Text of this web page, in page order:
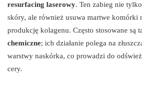
resurfacing laserowy. Ten zabieg nie
skóry, ale również usuwa martwe komórki
produkcję kolagenu. Często stosowane są
chemiczne; ich działanie polega na
warstwy naskórka, co prowadzi do
cery.